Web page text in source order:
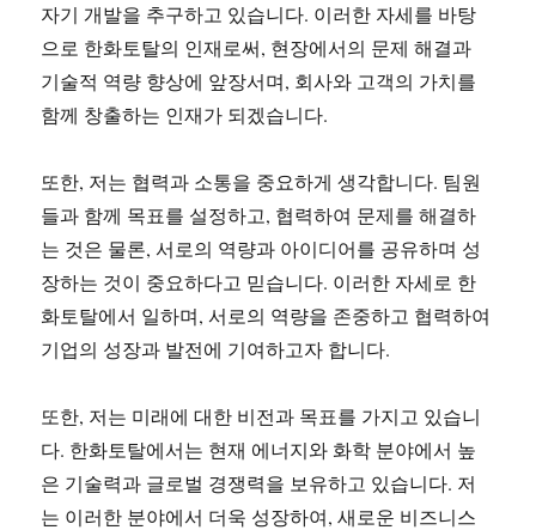
자기 개발을 추구하고 있습니다. 이러한 자세를 바탕
으로 한화토탈의 인재로써, 현장에서의 문제 해결과
기술적 역량 향상에 앞장서며, 회사와 고객의 가치를
함께 창출하는 인재가 되겠습니다.
또한, 저는 협력과 소통을 중요하게 생각합니다. 팀원
들과 함께 목표를 설정하고, 협력하여 문제를 해결하
는 것은 물론, 서로의 역량과 아이디어를 공유하며 성
장하는 것이 중요하다고 믿습니다. 이러한 자세로 한
화토탈에서 일하며, 서로의 역량을 존중하고 협력하여
기업의 성장과 발전에 기여하고자 합니다.
또한, 저는 미래에 대한 비전과 목표를 가지고 있습니
다. 한화토탈에서는 현재 에너지와 화학 분야에서 높
은 기술력과 글로벌 경쟁력을 보유하고 있습니다. 저
는 이러한 분야에서 더욱 성장하여, 새로운 비즈니스